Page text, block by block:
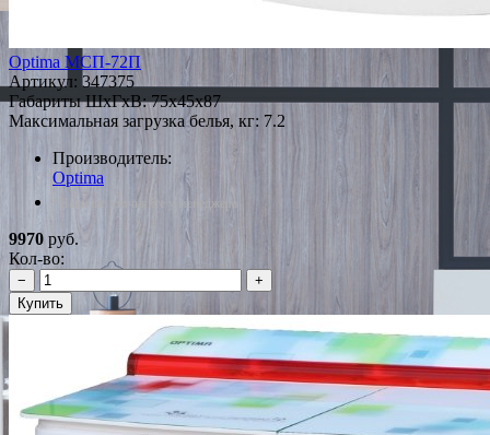
Optima МСП-72П
Артикул: 347375
Габариты ШxГxВ: 75x45x87
Максимальная загрузка белья, кг: 7.2
Производитель:
Optima
*Наличие уточняйте у менеджера
9970 руб.
Кол-во:
−
+
Купить